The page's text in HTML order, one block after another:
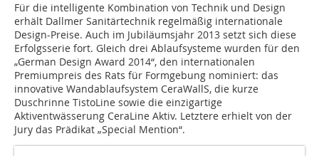
Für die intelligente Kombination von Technik und Design
erhält Dallmer Sanitärtechnik regelmäßig internationale
Design-Preise. Auch im Jubiläumsjahr 2013 setzt sich diese
Erfolgsserie fort. Gleich drei Ablaufsysteme wurden für den
„German Design Award 2014“, den internationalen
Premiumpreis des Rats für Formgebung nominiert: das
innovative Wandablaufsystem CeraWallS, die kurze
Duschrinne TistoLine sowie die einzigartige
Aktiventwässerung CeraLine Aktiv. Letztere erhielt von der
Jury das Prädikat „Special Mention“.